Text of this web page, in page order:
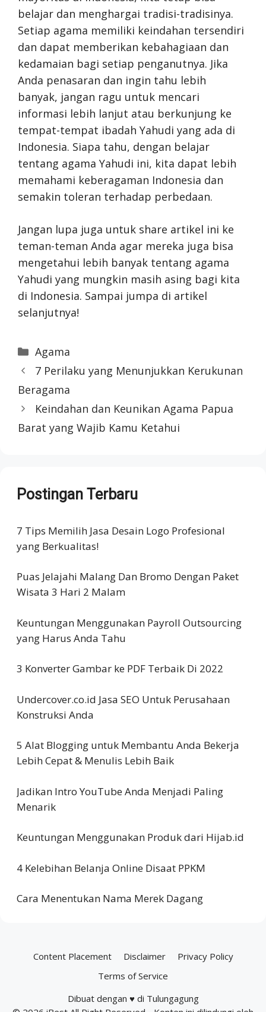
belajar dan menghargai tradisi-tradisinya.
Setiap agama memiliki keindahan tersendiri
dan dapat memberikan kebahagiaan dan
kedamaian bagi setiap penganutnya. Jika
Anda penasaran dan ingin tahu lebih
banyak, jangan ragu untuk mencari
informasi lebih lanjut atau berkunjung ke
tempat-tempat ibadah Yahudi yang ada di
Indonesia. Siapa tahu, dengan belajar
tentang agama Yahudi ini, kita dapat lebih
memahami keberagaman Indonesia dan
semakin toleran terhadap perbedaan.
Jangan lupa juga untuk share artikel ini ke
teman-teman Anda agar mereka juga bisa
mengetahui lebih banyak tentang agama
Yahudi yang mungkin masih asing bagi kita
di Indonesia. Sampai jumpa di artikel
selanjutnya!
Categories
Agama
7 Perilaku yang Menunjukkan Kerukunan
Beragama
Keindahan dan Keunikan Agama Papua
Barat yang Wajib Kamu Ketahui
Postingan Terbaru
7 Tips Memilih Jasa Desain Logo Profesional
yang Berkualitas!
Puas Jelajahi Malang Dan Bromo Dengan Paket
Wisata 3 Hari 2 Malam
Keuntungan Menggunakan Payroll Outsourcing
yang Harus Anda Tahu
3 Konverter Gambar ke PDF Terbaik Di 2022
Undercover.co.id Jasa SEO Untuk Perusahaan
Konstruksi Anda
5 Alat Blogging untuk Membantu Anda Bekerja
Lebih Cepat & Menulis Lebih Baik
Jadikan Intro YouTube Anda Menjadi Paling
Menarik
Keuntungan Menggunakan Produk dari Hijab.id
4 Kelebihan Belanja Online Disaat PPKM
Cara Menentukan Nama Merek Dagang
Content Placement Disclaimer
Privacy Policy
Terms of Service
Dibuat dengan ♥ di Tulungagung